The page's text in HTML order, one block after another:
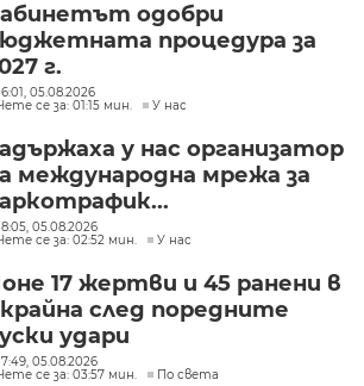
одобри
процедура за
г.
05.08.2026
се за: 01:15 мин.
У нас
у нас организатор
международна мрежа за
05.08.2026
се за: 02:52 мин.
У нас
17 жертви и 45 ранени в
след поредните
удари
05.08.2026
се за: 03:57 мин.
По света